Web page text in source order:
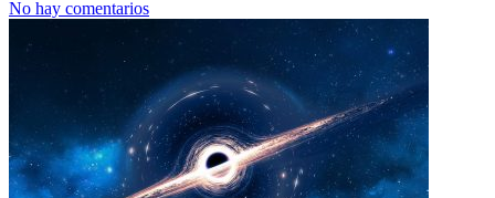
No hay comentarios